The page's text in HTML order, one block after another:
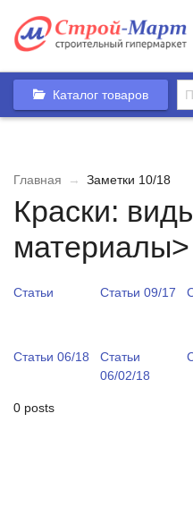
Каталог товаров
Главная → Заметки 10/18
Краски:
материалы>
Статьи Статьи 09/17
Статьи 06/18
Статьи
06/02/18
0 posts